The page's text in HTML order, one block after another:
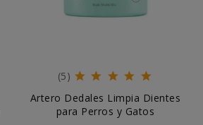
(5)
Artero Dedales Limpia Dientes
para Perros y Gatos